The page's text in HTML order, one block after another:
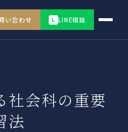
い合わせ L LINE相談
社会科の重要
法